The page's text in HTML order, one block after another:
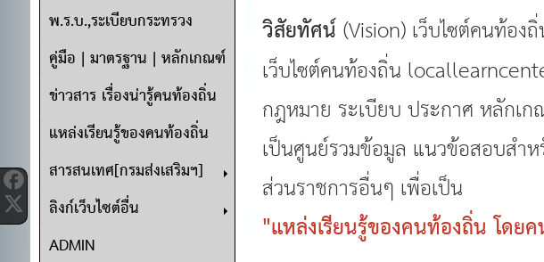
พ.ร.บ.,ระเบียบกระทรวง
คู่มือ | มาตรฐาน | หลักเกณฑ์
ข่าวสาร เรื่องน่ารู้คนท้องถิ่น
แหล่งเรียนรู้ของคนท้องถิ่น
สารสนเทศ[กรมส่งเสริมฯ]
ลิงก์เว็บไซต์อื่น
ADMIN
วิสัยทัศน์(Vision) เว็บไซต์คนท้อง
เว็บไซต์คนท้องถิ่น
กฎหมาย ระเบียบ ประกาศ หลักเ
เป็นศูนย์รวมข้อมูล แนวข้อสอบสำ
ส่วนราชการอื่นๆ เพื่อเป็น
"แหล่งเรียนรู้ของคนท้องถิ่น โด